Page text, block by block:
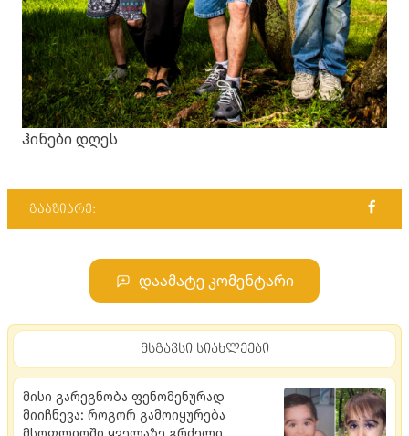
ჰინები დღეს
გააზიარე:
დაამატე კომენტარი
მსგავსი სიახლეები
მისი გარეგნობა ფენომენურად
მიიჩნევა: როგორ გამოიყურება